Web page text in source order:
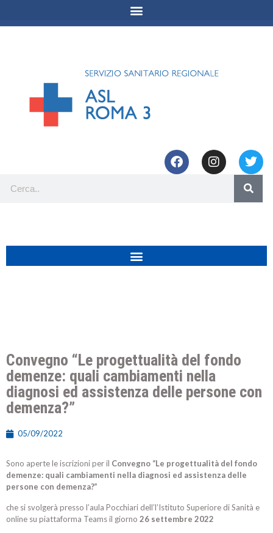
Convegno “Le progettualità del fondo
demenze: quali cambiamenti nella
diagnosi ed assistenza delle persone con
demenza?”
05/09/2022
Sono aperte le iscrizioni per il Convegno “Le progettualità del fondo
demenze: quali cambiamenti nella diagnosi ed assistenza delle
persone con demenza?”
che si svolgerà presso l’aula Pocchiari dell’l’Istituto Superiore di Sanità e
online su piattaforma Teams il giorno 26 settembre 2022